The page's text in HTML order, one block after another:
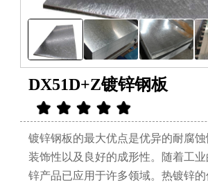
DX51D+Z镀锌钢板
镀锌钢板的最大优点是优异的耐腐蚀
装饰性以及良好的成形性。随着工
锌产品已应用于许多领域。热镀锌